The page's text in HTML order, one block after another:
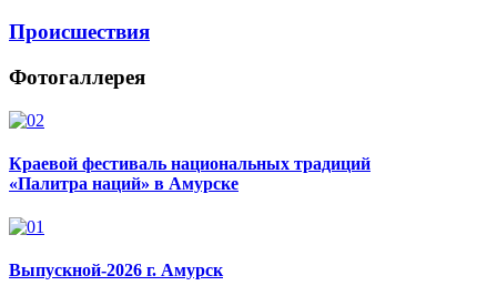
Происшествия
Фотогаллерея
Краевой фестиваль национальных традиций
«Палитра наций» в Амурске
Выпускной-2026 г. Амурск